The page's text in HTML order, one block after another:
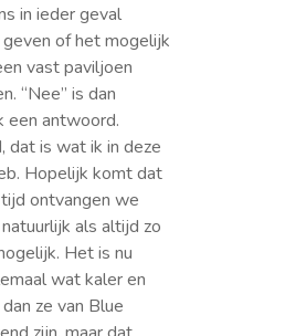
in ieder geval
of het mogelijk
vast paviljoen
“Nee” is dan
een antwoord.
dat is wat ik in deze
Hopelijk komt dat
ontvangen we
als altijd zo
Het is nu
wat kaler en
ze van Blue